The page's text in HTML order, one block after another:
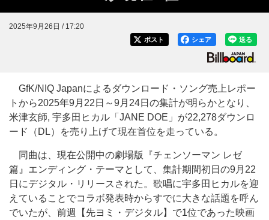
2025年9月26日 / 17:20
送る
シェア
ポスト
GfK/NIQ Japanによるダウンロード・ソング売上レポー
トから2025年9月22日～9月24日の集計が明らかとなり、
米津玄師, 宇多田ヒカル「JANE DOE」が22,278ダウンロ
ード（DL）を売り上げて現在首位を走っている。
同曲は、現在公開中の劇場版『チェンソーマン レゼ
篇』エンディング・テーマとして、集計期間初日の9月22
日にデジタル・リリースされた。歌唱に宇多田ヒカルを迎
えていることでコラボ発表時からすでに大きな話題を呼ん
でいたが、前週【先ヨミ・デジタル】で1位であった映画